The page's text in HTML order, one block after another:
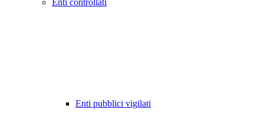
Enti controllati
Enti pubblici vigilati